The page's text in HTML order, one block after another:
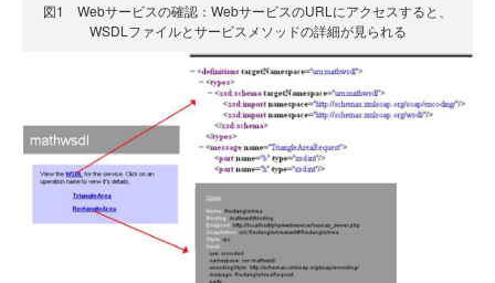
図1 Webサービスの確認：WebサービスのURLにアクセスすると、
WSDLファイルとサービスメソッドの詳細が見られる